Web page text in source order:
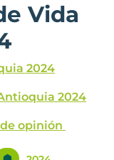
Vida
2024
2024
opinión